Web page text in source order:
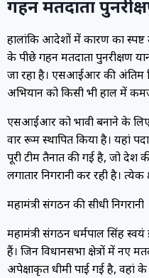
गहन मतदाता
हालांकि आदेशों में कारण का
के पीछे गहन मतदाता पुनरीक्षण
जा रहा है। एसआईआर की अंतिम
अभियान को किसी भी हाल में
एसआईआर को प्रभावी बनाने के
वार रूम स्थापित किया है। यहां
पूरी टीम तैनात की गई है, जो
लगातार निगरानी कर रही है।
महामंत्री संगठन की सीधी निगरानी
महामंत्री संगठन धर्मपाल सिंह
हैं। जिन विधानसभा क्षेत्रों में नए
अपेक्षाकृत धीमी पाई गई है, वहां के